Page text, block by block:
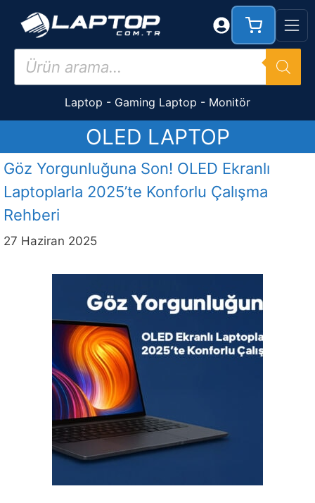
Products
search
Laptop - Gaming Laptop - Monitör
OLED LAPTOP
Göz Yorgunluğuna Son! OLED Ekranlı
Laptoplarla 2025’te Konforlu Çalışma
Rehberi
27 Haziran 2025